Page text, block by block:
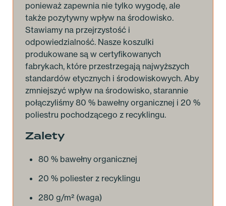
ponieważ zapewnia nie tylko wygodę, ale
także pozytywny wpływ na środowisko.
Stawiamy na przejrzystość i
odpowiedzialność. Nasze koszulki
produkowane są w certyfikowanych
fabrykach, które przestrzegają najwyższych
standardów etycznych i środowiskowych. Aby
zmniejszyć wpływ na środowisko, starannie
połączyliśmy 80 % bawełny organicznej i 20 %
poliestru pochodzącego z recyklingu.
Zalety
80 % bawełny organicznej
20 % poliester z recyklingu
280 g/m² (waga)